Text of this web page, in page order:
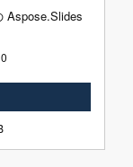
Aspose.Slides